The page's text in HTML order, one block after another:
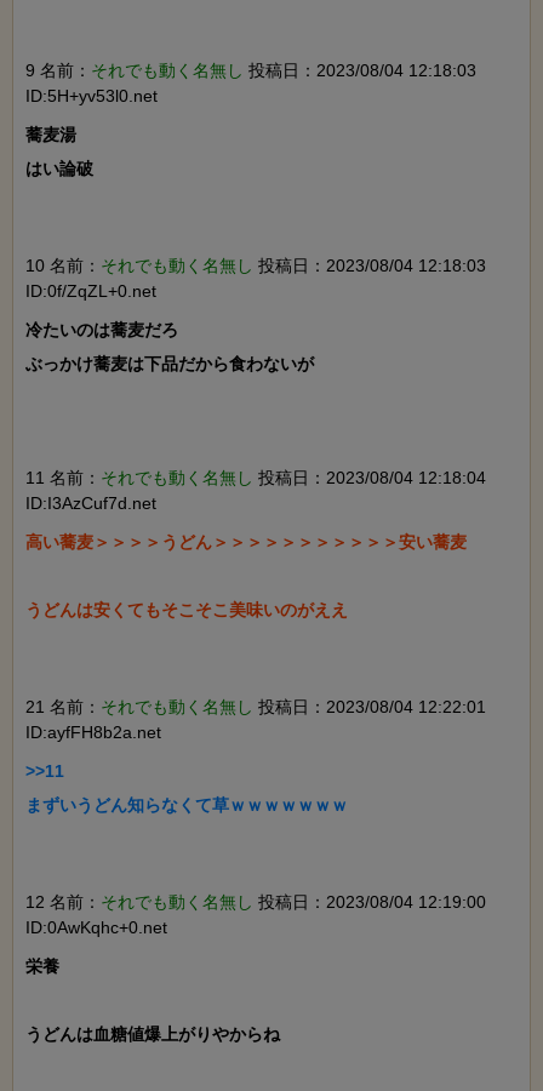
9 名前： それでも動く名無し 投稿日：2023/08/04 12:18:03
ID:5H+yv53l0.net
蕎麦湯
はい論破
10 名前： それでも動く名無し 投稿日：2023/08/04 12:18:03
ID:0f/ZqZL+0.net
冷たいのは蕎麦だろ
ぶっかけ蕎麦は下品だから食わないが
11 名前： それでも動く名無し 投稿日：2023/08/04 12:18:04
ID:I3AzCuf7d.net
高い蕎麦＞＞＞＞うどん＞＞＞＞＞＞＞＞＞＞＞安い蕎麦
うどんは安くてもそこそこ美味いのがええ
21 名前： それでも動く名無し 投稿日：2023/08/04 12:22:01
ID:ayfFH8b2a.net
>>11
まずいうどん知らなくて草ｗｗｗｗｗｗｗ
12 名前： それでも動く名無し 投稿日：2023/08/04 12:19:00
ID:0AwKqhc+0.net
栄養
うどんは血糖値爆上がりやからね